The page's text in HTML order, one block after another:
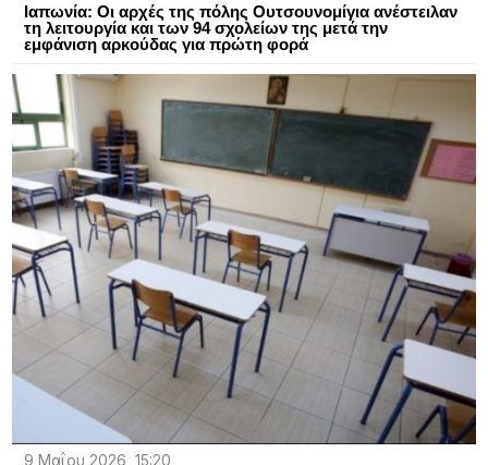
Ιαπωνία: Οι αρχές της πόλης Ουτσουνομίγια ανέστειλαν
τη λειτουργία και των 94 σχολείων της μετά την
εμφάνιση αρκούδας για πρώτη φορά
9 Μαΐου 2026, 15:20